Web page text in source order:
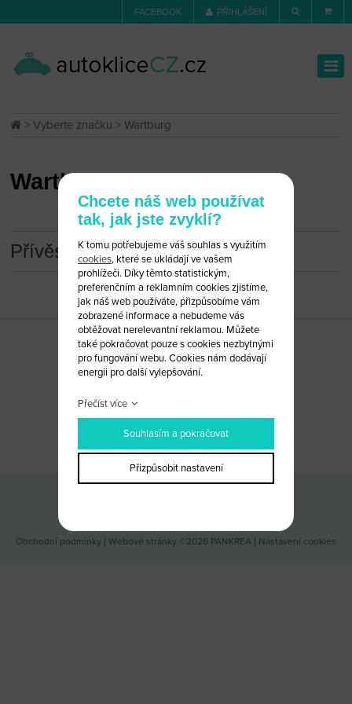
FACEBOOK PŘIHLÁŠENÍ
>Vyberte značku > Wartburg
Wartburg
Přívěsky
Obchodní podmínky Webové stránky ©2026 PANKREA Nastavení cookies
Chcete náš web používat
tak, jak jste zvyklí?
K tomu potřebujeme váš souhlas s využitím
cookies, které se ukládají ve vašem
prohlížeči. Díky těmto statistickým,
preferenčním a reklamním cookies zjistíme,
jak náš web používáte, přizpůsobíme vám
zobrazené informace a nebudeme vás
obtěžovat nerelevantní reklamou. Můžete
také pokračovat pouze s cookies nezbytnými
pro fungování webu. Cookies nám dodávají
energii pro další vylepšování.
Přečíst více
Souhlasím a pokračovat
Přizpůsobit nastavení